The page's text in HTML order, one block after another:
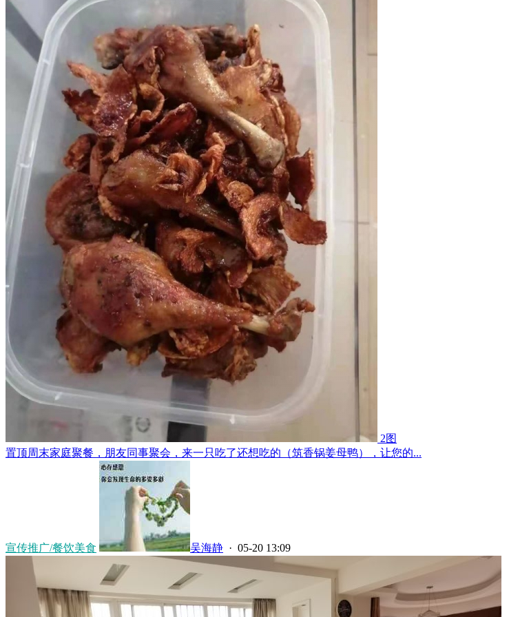
2图
置顶周末家庭聚餐，朋友同事聚会，来一只吃了还想吃的（筑香锅姜母鸭），让您的...
宣传推广/餐饮美食 吴海静 · 05-20 13:09